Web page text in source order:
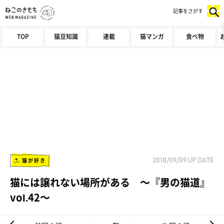
TOP 猫豆知識 連載 猫マンガ 食べ物
記事をさがす
猫が好き 2018/09/09 UP DATE
猫には譲れない場所がある ～『男の猫道』
vol.42～